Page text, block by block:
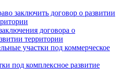
заключить договор о развитии
договора о
территории
участки под коммерческое
под комплексное развитие